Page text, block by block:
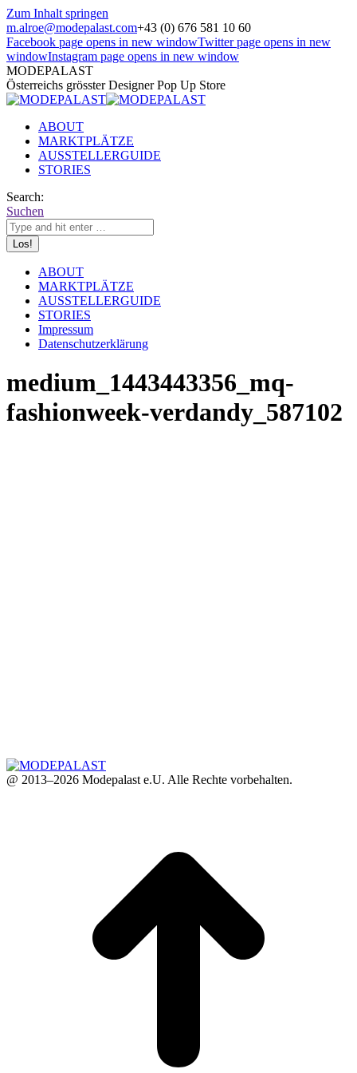
Zum Inhalt springen
m.alroe@modepalast.com+43 (0) 676 581 10 60
Facebook page opens in new windowTwitter page opens in new
windowInstagram page opens in new window
MODEPALAST
Österreichs grösster Designer Pop Up Store
ABOUT
MARKTPLÄTZE
AUSSTELLERGUIDE
STORIES
Search:
Suchen
ABOUT
MARKTPLÄTZE
AUSSTELLERGUIDE
STORIES
Impressum
Datenschutzerklärung
medium_1443443356_mq-
fashionweek-verdandy_587102
@ 2013–2026 Modepalast e.U. Alle Rechte vorbehalten.